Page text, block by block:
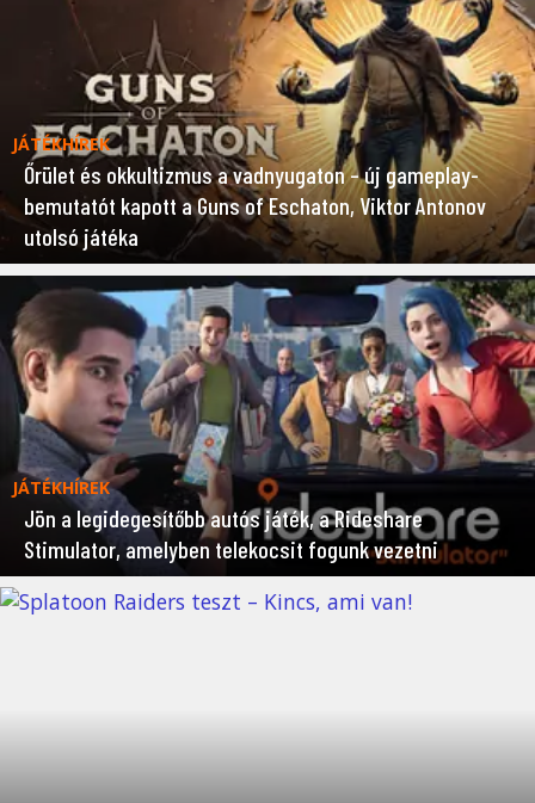
JÁTÉKHÍREK
Őrület és okkultizmus a vadnyugaton – új gameplay-
bemutatót kapott a Guns of Eschaton, Viktor Antonov
utolsó játéka
JÁTÉKHÍREK
Jön a legidegesítőbb autós játék, a Rideshare
Stimulator, amelyben telekocsit fogunk vezetni